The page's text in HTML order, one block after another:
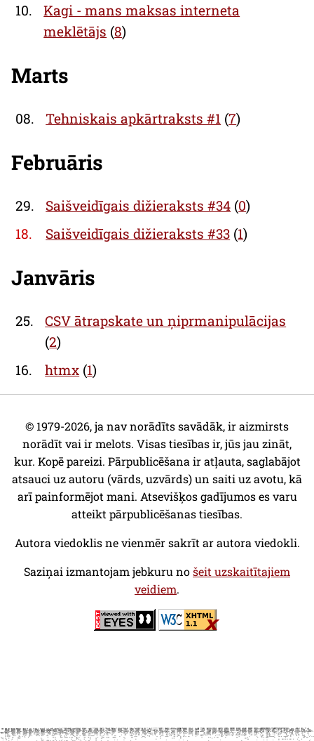
10.
Kagi - mans maksas interneta
meklētājs (8)
Marts
08. Tehniskais apkārtraksts #1 (7)
Februāris
29. Saišveidīgais dižieraksts #34 (0)
18.
Saišveidīgais dižieraksts #33 (1)
Janvāris
25.
CSV ātrapskate un ņiprmanipulācijas
(2)
16.
htmx (1)
© 1979-2026, ja nav norādīts savādāk, ir aizmirsts
norādīt vai ir melots. Visas tiesības ir, jūs jau zināt,
kur. Kopē pareizi. Pārpublicēšana ir atļauta, saglabājot
atsauci uz autoru (vārds, uzvārds) un saiti uz avotu, kā
arī painformējot mani. Atsevišķos gadījumos es varu
atteikt pārpublicēšanas tiesības.
Autora viedoklis ne vienmēr sakrīt ar autora viedokli.
Saziņai izmantojam jebkuru nošeit uzskaitītajiem
veidiem.